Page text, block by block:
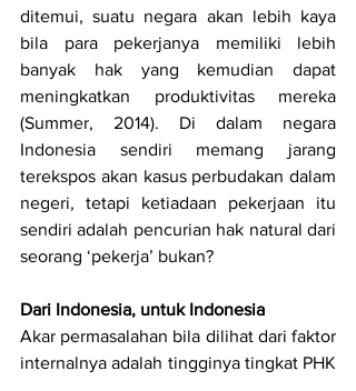
ditemui, suatu negara akan lebih kaya
bila para pekerjanya memiliki lebih
banyak hak yang kemudian dapat
meningkatkan produktivitas mereka
(Summer, 2014). Di dalam negara
Indonesia sendiri memang jarang
terekspos akan kasus perbudakan dalam
negeri, tetapi ketiadaan pekerjaan itu
sendiri adalah pencurian hak natural dari
seorang ‘pekerja’ bukan?
Dari Indonesia, untuk Indonesia
Akar permasalahan bila dilihat dari faktor
internalnya adalah tingginya tingkat PHK